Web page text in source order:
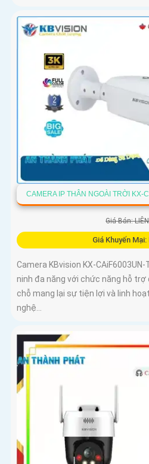
CAMERA IP THÂN NGOÀI TRỜI KX-
Giá Bán:
Giá Khuyến Mại:
Camera KBvision KX-
ninh đa năng với chức năng hỗ trợ
chỗ mang lại sự tiện lợi và linh
nghệ...